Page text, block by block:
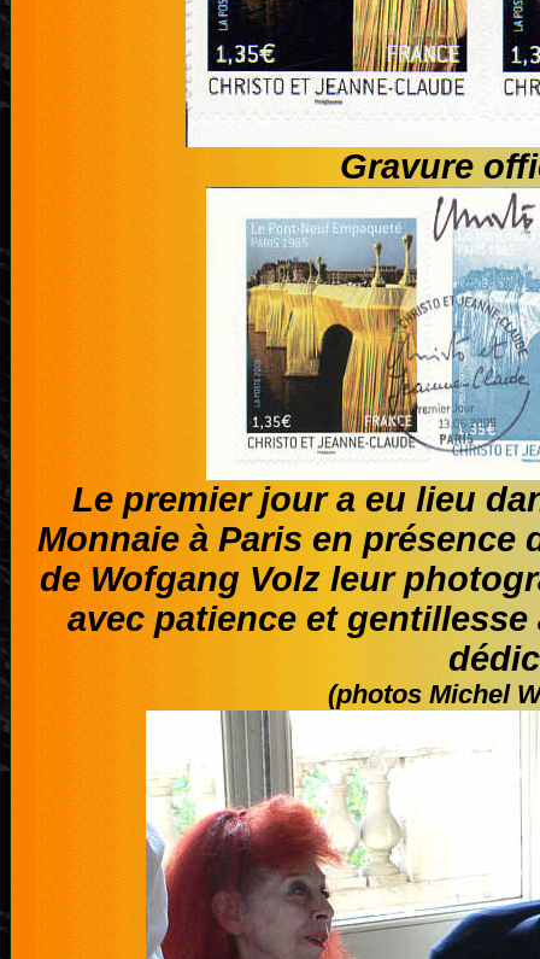
Gravure
Le premier jour a eu lieu
Monnaie à Paris en présence
de Wofgang Volz leur
avec patience et
(photos Michel